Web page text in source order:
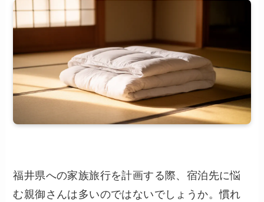
福井県への家族旅行を計画する際、宿泊先に悩
む親御さんは多いのではないでしょうか。慣れ